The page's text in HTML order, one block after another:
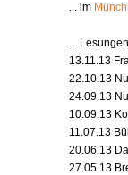
... im
... Lesungen
13.11.13
22.10.13
24.09.13
10.09.13
11.07.13
20.06.13
27.05.13